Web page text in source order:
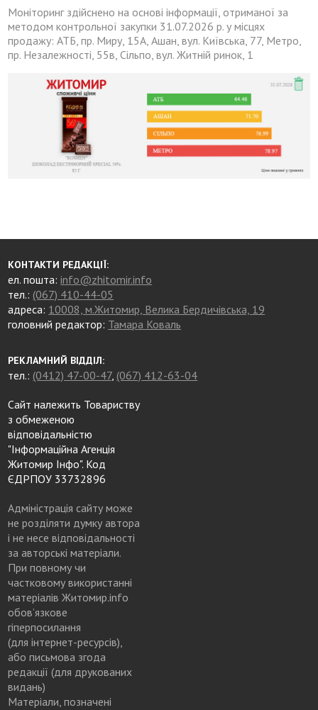
Моніторинг здійснено на основі інформації, отриманої за
методом контрольної закупки 31.07.2026 р. у місцях
продажу: АТБ, пр. Миру, 15А, Ашан, вул. Київська, 77, Метро,
пр. Незалежності, 55в, Сільпо, вул. Житній ринок, 1
КОНТАКТИ РЕДАКЦІЇ:
ел. пошта:info@zhitomir.info
тел.: (067) 410-44-05
адреса: 10008, м.Житомир, Велика Бердичівська, 19
головний редактор: Тамара Коваль
РЕКЛАМНИЙ ВІДДІЛ:
тел.: (0412) 47-00-47, (067) 412-63-04
Сайт належить Товариству
з обмеженою
відповідальністю
"Інформаційна Агенція
Житомир Інфо". Код
ЄДРПОУ 33732896
Адміністрація сайту може
не розділяти думку автора
і не несе відповідальності
за авторські матеріали.
При повному чи
частковому використанні
матеріалів Житомир.info
обов’язкове
гіперпосилання
(для інтернет-ресурсів),
або письмова згода
редакції (для друкованих
видань)
Матеріали, позначені